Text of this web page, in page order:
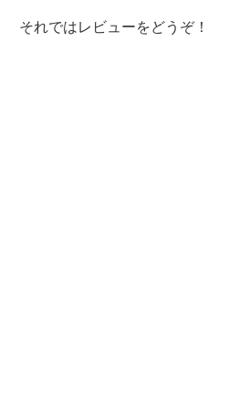
それではレビューをどうぞ！